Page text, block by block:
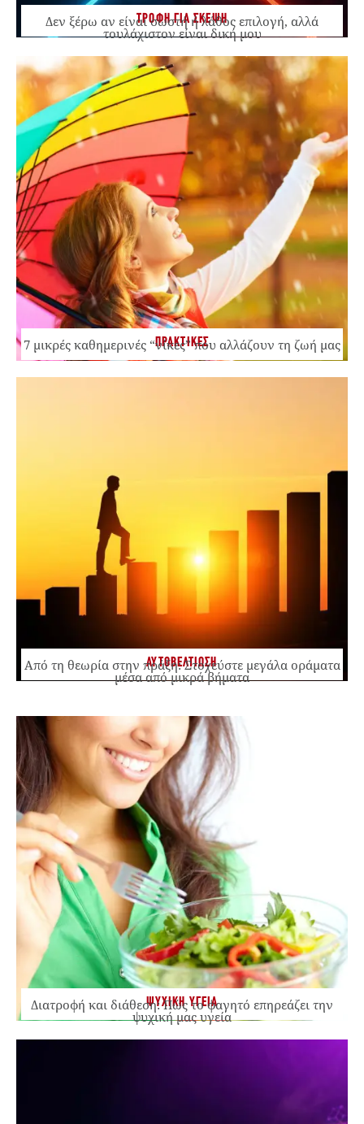
ΤΡΟΦΗ ΓΙΑ ΣΚΕΨΗ
Δεν ξέρω αν είναι σωστή ή λάθος επιλογή, αλλά
τουλάχιστον είναι δική μου
ΠΡΑΚΤΙΚΕΣ
7 μικρές καθημερινές “νίκες” που αλλάζουν τη ζωή μας
ΑΥΤΟΒΕΛΤΙΩΣΗ
Από τη θεωρία στην πράξη: Στοχεύστε μεγάλα οράματα
μέσα από μικρά βήματα
ΨΥΧΙΚΗ ΥΓΕΙΑ
Διατροφή και διάθεση: Πώς το φαγητό επηρεάζει την
ψυχική μας υγεία